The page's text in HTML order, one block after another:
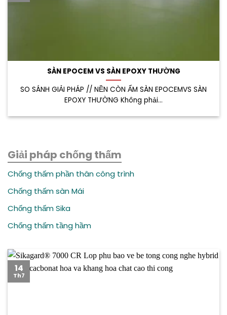
SÀN EPOCEM VS SÀN EPOXY THƯỜNG
SO SÁNH GIẢI PHÁP // NỀN CÒN ẨM SÀN EPOCEMVS SÀN
EPOXY THƯỜNG Không phải...
Giải pháp chống thấm
Chống thấm phần thân công trình
Chống thấm sàn Mái
Chống thấm Sika
Chống thấm tầng hầm
14
Th7